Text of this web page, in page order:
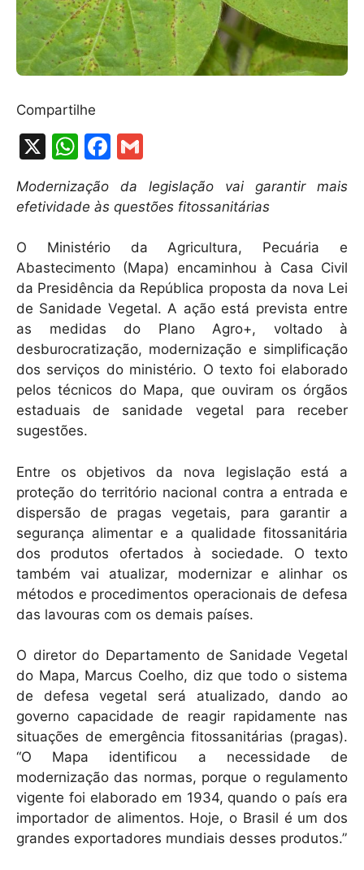
Compartilhe
X
W
at
A
p
p
F
c
e
o
o
m
ai
Modernização da legislação vai garantir mais
efetividade às questões fitossanitárias
O Ministério da Agricultura, Pecuária e
Abastecimento (Mapa) encaminhou à Casa Civil
da Presidência da República proposta da nova Lei
de Sanidade Vegetal. A ação está prevista entre
as medidas do Plano Agro+, voltado à
desburocratização, modernização e simplificação
dos serviços do ministério. O texto foi elaborado
pelos técnicos do Mapa, que ouviram os órgãos
estaduais de sanidade vegetal para receber
sugestões.
Entre os objetivos da nova legislação está a
proteção do território nacional contra a entrada e
dispersão de pragas vegetais, para garantir a
segurança alimentar e a qualidade fitossanitária
dos produtos ofertados à sociedade. O texto
também vai atualizar, modernizar e alinhar os
métodos e procedimentos operacionais de defesa
das lavouras com os demais países.
O diretor do Departamento de Sanidade Vegetal
do Mapa, Marcus Coelho, diz que todo o sistema
de defesa vegetal será atualizado, dando ao
governo capacidade de reagir rapidamente nas
situações de emergência fitossanitárias (pragas).
“O Mapa identificou a necessidade de
modernização das normas, porque o regulamento
vigente foi elaborado em 1934, quando o país era
importador de alimentos. Hoje, o Brasil é um dos
grandes exportadores mundiais desses produtos.”